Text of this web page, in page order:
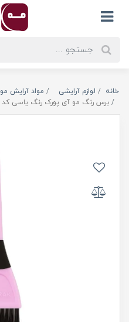
خانه لوازم آرایشی مواد آرایش مو
برس رنگ مو آی پورک رنگ یاسی کد 61039